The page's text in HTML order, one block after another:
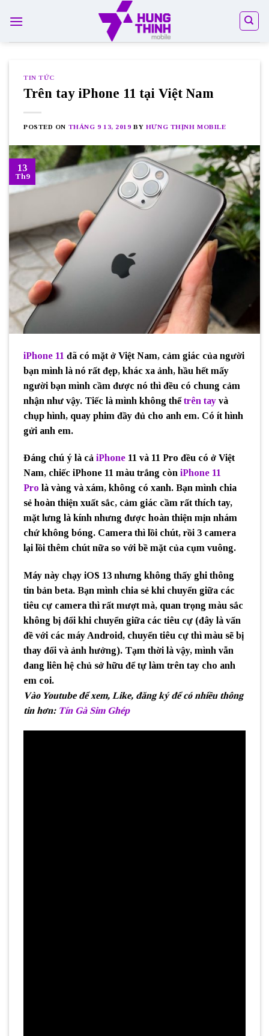
TIN TỨC
Trên tay iPhone 11 tại Việt Nam
POSTED ON THÁNG 9 13, 2019 BY HƯNG THỊNH MOBILE
13
Th9
iPhone 11 đã có mặt ở Việt Nam, cảm giác của người
bạn mình là nó rất đẹp, khác xa ảnh, hầu hết mấy
người bạn mình cầm được nó thì đều có chung cảm
nhận như vậy. Tiếc là mình không thểtrên tay và
chụp hình, quay phim đầy đủ cho anh em. Có ít hình
gửi anh em.
Đáng chú ý là cả iPhone 11 và 11 Pro đều có ở Việt
Nam, chiếc iPhone 11 màu trắng còn iPhone 11
Pro là vàng và xám, không có xanh. Bạn mình chia
sẻ hoàn thiện xuất sắc, cảm giác cầm rất thích tay,
mặt lưng là kính nhưng được hoàn thiện mịn nhám
chứ không bóng. Camera thì lồi chút, rồi 3 camera
lại lồi thêm chút nữa so với bề mặt của cụm vuông.
Máy này chạy iOS 13 nhưng không thấy ghi thông
tin bản beta. Bạn mình chia sẻ khi chuyển giữa các
tiêu cự camera thì rất mượt mà, quan trọng màu sắc
không bị đổi khi chuyển giữa các tiêu cự (đây là vấn
đề với các máy Android, chuyển tiêu cự thì màu sẽ bị
thay đổi và ảnh hưởng). Tạm thời là vậy, mình vẫn
đang liên hệ chủ sở hữu để tự làm trên tay cho anh
em coi.
Vào Youtube để xem, Like, đăng ký để có nhiều thông
tin hơn: Tín Gà Sim Ghép